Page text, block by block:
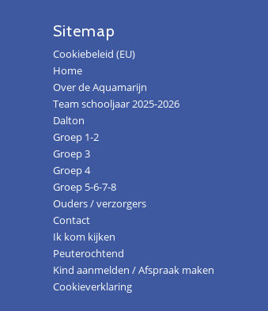
Sitemap
Cookiebeleid (EU)
Home
Over de Aquamarijn
Team schooljaar 2025-2026
Dalton
Groep 1-2
Groep 3
Groep 4
Groep 5-6-7-8
Ouders / verzorgers
Contact
Ik kom kijken
Peuterochtend
Kind aanmelden / Afspraak maken
Cookieverklaring